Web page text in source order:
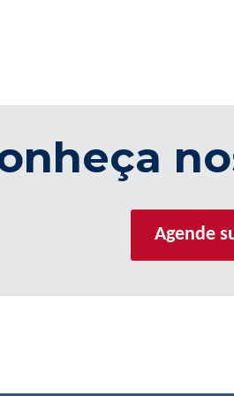
Agende